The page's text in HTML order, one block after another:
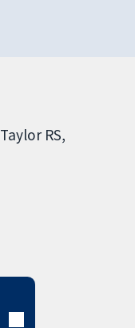
Taylor RS